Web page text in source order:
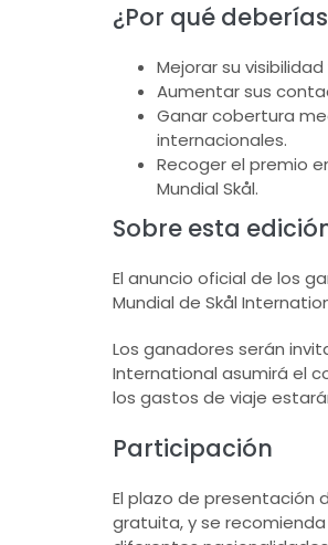
¿Por qué
Mejorar su
Aumentar sus
Ganar cobertura
internacionales.
Recoger el premio
Mundial Skål.
Sobre esta
El anuncio oficial de los
Mundial de Skål
Los ganadores serán
International asumirá el
los gastos de viaje
Participación
El plazo de presentación
gratuita, y se